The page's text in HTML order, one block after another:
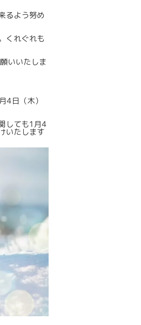
るよう努め
くれぐれも
いいたしま
日（木）
しても1月4
いたします